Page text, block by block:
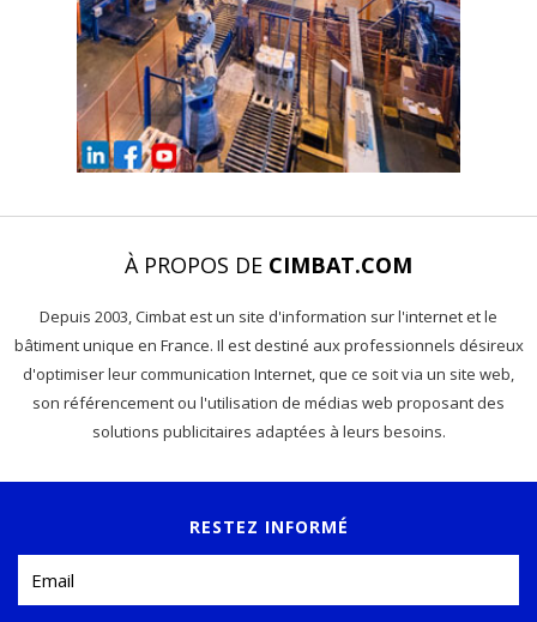
À PROPOS DE CIMBAT.COM
Depuis 2003, Cimbat est un site d'information sur l'internet et le
bâtiment unique en France. Il est destiné aux professionnels désireux
d'optimiser leur communication Internet, que ce soit via un site web,
son référencement ou l'utilisation de médias web proposant des
solutions publicitaires adaptées à leurs besoins.
RESTEZ INFORMÉ